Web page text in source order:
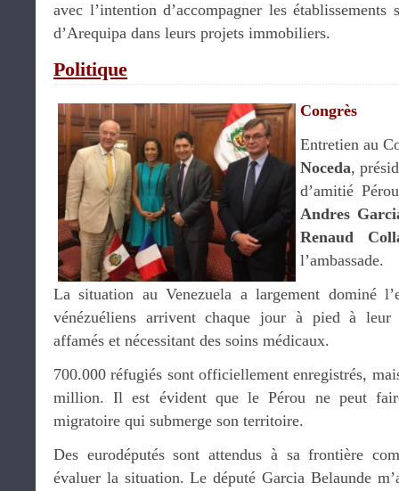
avec l’intention d’accompagner les
d’Arequipa dans leurs projets immobiliers.
Politique
Congrès
Entretien au
Noceda,
d’amitié
Andres
Renaud
l’ambassade.
La situation au Venezuela a largement dominé
vénézuéliens arrivent chaque jour à pied à leur
affamés et nécessitant des soins médicaux.
700.000 réfugiés sont officiellement enregistrés,
million. Il est évident que le Pérou ne peut
migratoire qui submerge son territoire.
Des eurodéputés sont attendus à sa frontière
évaluer la situation. Le député Garcia Belaunde